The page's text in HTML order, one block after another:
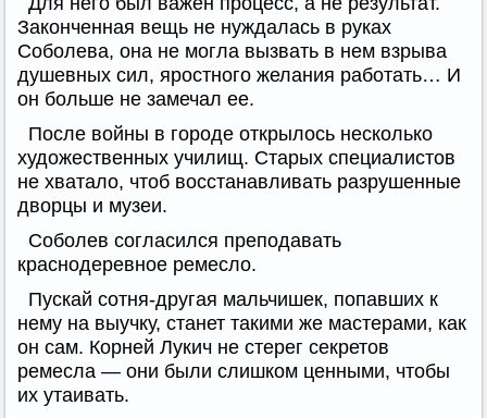
Законченная вещь не нуждалась в руках
Соболева, она не могла вызвать в нем взрыва
душевных сил, яростного желания работать… И
он больше не замечал ее.
После войны в городе открылось несколько
художественных училищ. Старых специалистов
не хватало, чтоб восстанавливать разрушенные
дворцы и музеи.
Соболев согласился преподавать
краснодеревное ремесло.
Пускай сотня-другая мальчишек, попавших к
нему на выучку, станет такими же мастерами, как
он сам. Корней Лукич не стерег секретов
ремесла — они были слишком ценными, чтобы
их утаивать.